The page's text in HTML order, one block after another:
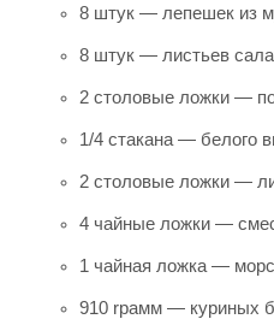
8 штук — лепешек из
8 штук — листьев
2 столовые ложки —
1/4 стакана — белого
2 столовые ложки —
4 чайные ложки —
1 чайная ложка —
910 rрамм — куриных